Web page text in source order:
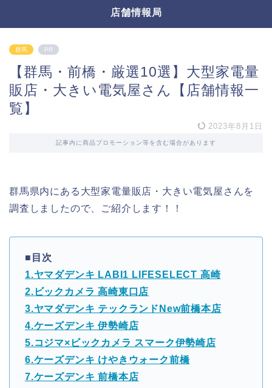
店舗情報局
群馬 PR
【群馬・前橋・厳選10選】大型家電量
販店・大きい電気屋さん【店舗情報一
覧】
2023年8月1日
記事内に商品プロモーション等を含む場合があります
群馬県内にある大型家電量販店・大きい電気屋さんを
調査しましたので、ご紹介します！！
■目次
1.ヤマダデンキ LABI1 LIFESELECT 高崎
2.ビックカメラ 高崎東口店
3.ヤマダデンキ テックランドNew前橋本店
4.ケーズデンキ 伊勢崎店
5.コジマ×ビックカメラ スマーク伊勢崎店
6.ケーズデンキ けやきウォーク前橋
7.ケーズデンキ 前橋本店